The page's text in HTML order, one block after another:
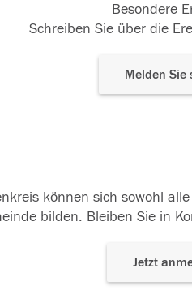
Besondere
Schreiben Sie über die
Melden Sie
können sich sowohl
bilden. Bleiben Sie in
Jetzt